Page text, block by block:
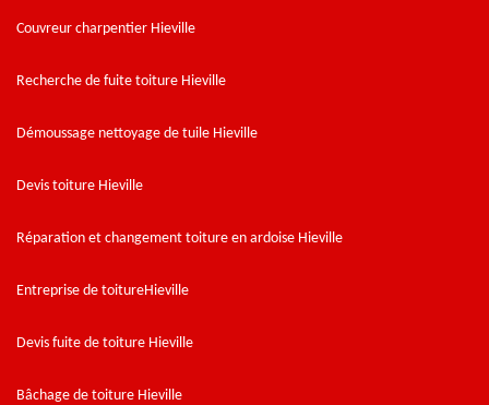
Couvreur charpentier Hieville
Recherche de fuite toiture Hieville
Démoussage nettoyage de tuile Hieville
Devis toiture Hieville
Réparation et changement toiture en ardoise Hieville
Entreprise de toitureHieville
Devis fuite de toiture Hieville
Bâchage de toiture Hieville